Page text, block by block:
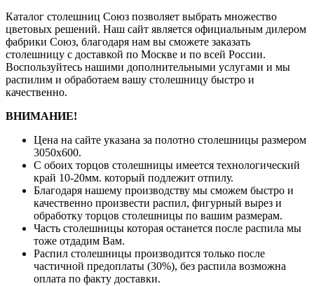
Каталог столешниц Союз позволяет выбрать множество
цветовых решений. Наш сайт является официальным дилером
фабрики Союз, благодаря нам вы сможете заказать
столешницу с доставкой по Москве и по всей России.
Воспользуйтесь нашими дополнительными услугами и мы
распилим и обработаем вашу столешницу быстро и
качественно.
ВНИМАНИЕ!
Цена на сайте указана за полотно столешницы размером
3050х600.
С обоих торцов столешницы имеется технологический
край 10-20мм. который подлежит отпилу.
Благодаря нашему производству мы сможем быстро и
качественно произвести распил, фигурный вырез и
обработку торцов столешницы по вашим размерам.
Часть столешницы которая останется после распила мы
тоже отдадим Вам.
Распил столешницы производится только после
частичной предоплаты (30%), без распила возможна
оплата по факту доставки.